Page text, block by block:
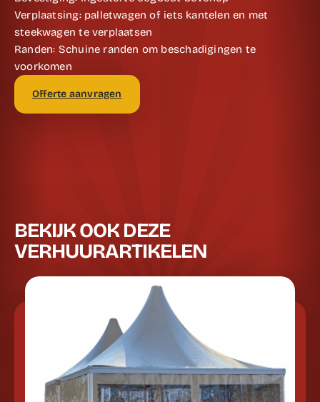
Verplaatsing: palletwagen of iets kantelen en met
steekwagen te verplaatsen
Randen: Schuine randen om beschadigingen te
voorkomen
Offerte aanvragen
BEKIJK OOK DEZE
VERHUURARTIKELEN